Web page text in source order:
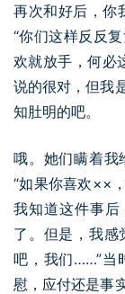
再次和好后，你
“你们这样反反
欢就放手，何必
说的很对，但我
知肚明的吧。
哦。她们瞒着我
“如果你喜欢××
我知道这件事后
了。但是，我感
吧，我们……”当
慰，应付还是事